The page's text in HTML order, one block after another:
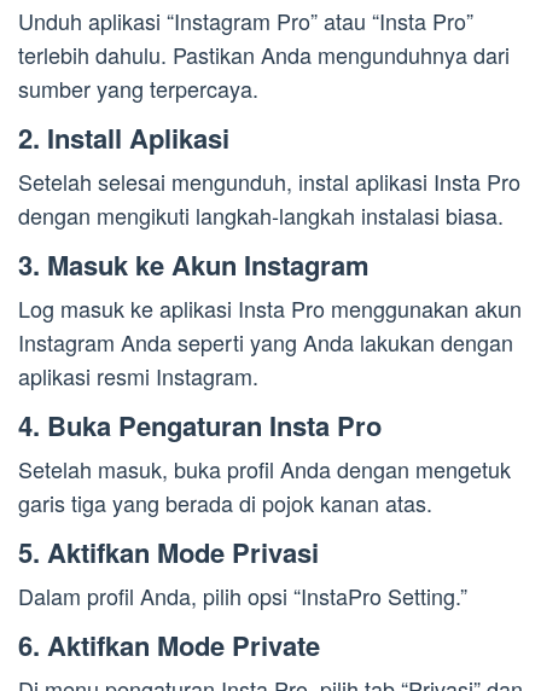
Unduh aplikasi “Instagram Pro” atau “Insta Pro”
terlebih dahulu. Pastikan Anda mengunduhnya dari
sumber yang terpercaya.
2. Install Aplikasi
Setelah selesai mengunduh, instal aplikasi Insta Pro
dengan mengikuti langkah-langkah instalasi biasa.
3. Masuk ke Akun Instagram
Log masuk ke aplikasi Insta Pro menggunakan akun
Instagram Anda seperti yang Anda lakukan dengan
aplikasi resmi Instagram.
4. Buka Pengaturan Insta Pro
Setelah masuk, buka profil Anda dengan mengetuk
garis tiga yang berada di pojok kanan atas.
5. Aktifkan Mode Privasi
Dalam profil Anda, pilih opsi “InstaPro Setting.”
6. Aktifkan Mode Private